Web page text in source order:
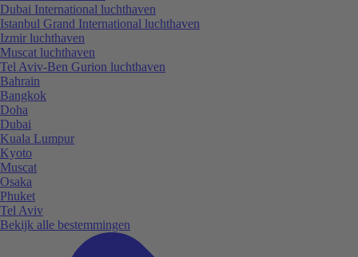
Dubai International luchthaven
Istanbul Grand International luchthaven
Izmir luchthaven
Muscat luchthaven
Tel Aviv-Ben Gurion luchthaven
Bahrain
Bangkok
Doha
Dubai
Kuala Lumpur
Kyoto
Muscat
Osaka
Phuket
Tel Aviv
Bekijk alle bestemmingen